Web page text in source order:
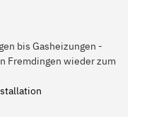
bis Gasheizungen -
Fremdingen wieder zum